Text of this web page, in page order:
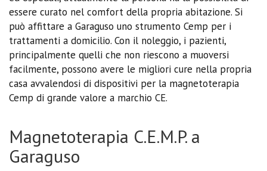
essere curato nel comfort della propria abitazione. Si
può affittare a Garaguso uno strumento Cemp per i
trattamenti a domicilio. Con il noleggio, i pazienti,
principalmente quelli che non riescono a muoversi
facilmente, possono avere le migliori cure nella propria
casa avvalendosi di dispositivi per la magnetoterapia
Cemp di grande valore a marchio CE.
Magnetoterapia C.E.M.P. a
Garaguso